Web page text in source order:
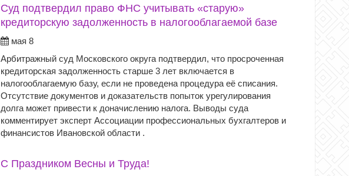
Суд подтвердил право ФНС учитывать «старую»
кредиторскую задолженность в налогооблагаемой базе
мая 8
Арбитражный суд Московского округа подтвердил, что просроченная
кредиторская задолженность старше 3 лет включается в
налогооблагаемую базу, если не проведена процедура её списания.
Отсутствие документов и доказательств попыток урегулирования
долга может привести к доначислению налога. Выводы суда
комментирует эксперт Ассоциации профессиональных бухгалтеров и
финансистов Ивановской области .
С Праздником Весны и Труда!